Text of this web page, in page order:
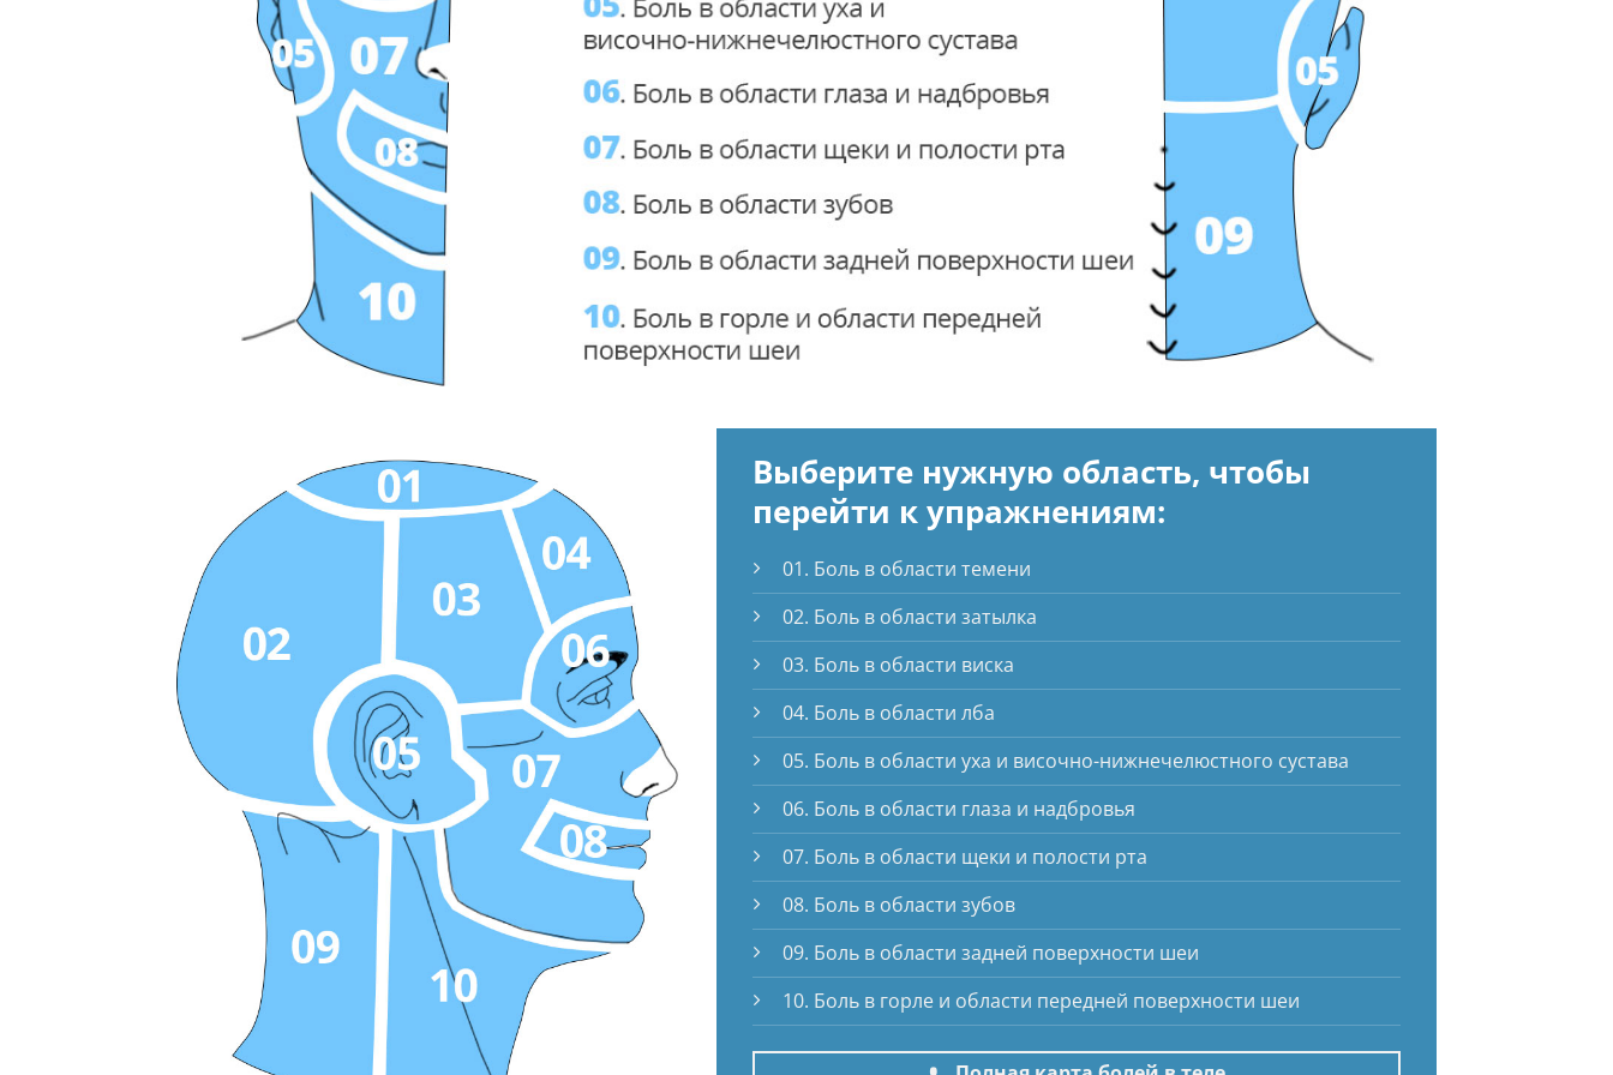
Выберите нужную область, чтобы
перейти к упражнениям:
01. Боль в области темени
02. Боль в области затылка
03. Боль в области виска
04. Боль в области лба
05. Боль в области уха и височно-нижнечелюстного сустава
06. Боль в области глаза и надбровья
07. Боль в области щеки и полости рта
08. Боль в области зубов
09. Боль в области задней поверхности шеи
10. Боль в горле и области передней поверхности шеи